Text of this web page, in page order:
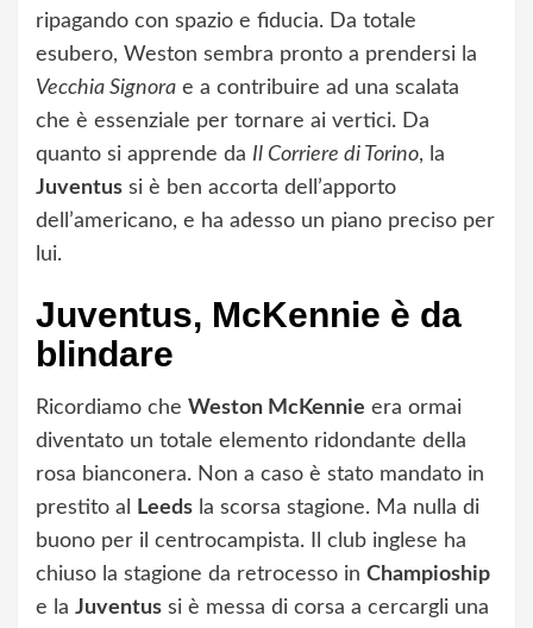
ripagando con spazio e fiducia. Da totale
esubero, Weston sembra pronto a prendersi la
Vecchia Signora e a contribuire ad una scalata
che è essenziale per tornare ai vertici. Da
quanto si apprende da Il Corriere di Torino, la
Juventus si è ben accorta dell’apporto
dell’americano, e ha adesso un piano preciso per
lui.
Juventus, McKennie è da
blindare
Ricordiamo che Weston McKennie era ormai
diventato un totale elemento ridondante della
rosa bianconera. Non a caso è stato mandato in
prestito al
Leeds la scorsa stagione. Ma nulla di
buono per il centrocampista. Il club inglese ha
chiuso la stagione da retrocesso in Champioship
e la Juventus si è messa di corsa a cercargli una